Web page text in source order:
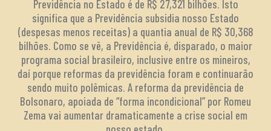
Previdência no Estado é de R$ 27,321 bilhões. Isto
significa que a Previdência subsidia nosso Estado
(despesas menos receitas) a quantia anual de R$ 30,368
bilhões. Como se vê, a Previdência é, disparado, o maior
programa social brasileiro, inclusive entre os mineiros,
daí porque reformas da previdência foram e continuarão
sendo muito polêmicas. A reforma da previdência de
Bolsonaro, apoiada de “forma incondicional” por Romeu
Zema vai aumentar dramaticamente a crise social em